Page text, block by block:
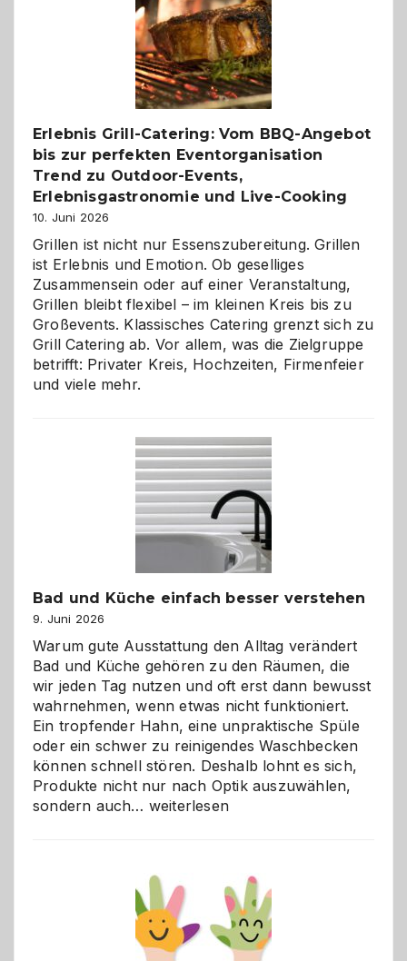
Gelegenheit,
neue
Reiseziele
zu
entdecken
Erlebnis Grill-Catering: Vom BBQ-Angebot
bis zur perfekten Eventorganisation
Trend zu Outdoor-Events,
Erlebnisgastronomie und Live-Cooking
10. Juni 2026
Grillen ist nicht nur Essenszubereitung. Grillen
ist Erlebnis und Emotion. Ob geselliges
Zusammensein oder auf einer Veranstaltung,
Grillen bleibt flexibel – im kleinen Kreis bis zu
Großevents. Klassisches Catering grenzt sich zu
Grill Catering ab. Vor allem, was die Zielgruppe
betrifft: Privater Kreis, Hochzeiten, Firmenfeier
und viele mehr.
Bad und Küche einfach besser verstehen
9. Juni 2026
Warum gute Ausstattung den Alltag verändert
Bad und Küche gehören zu den Räumen, die
wir jeden Tag nutzen und oft erst dann bewusst
wahrnehmen, wenn etwas nicht funktioniert.
Ein tropfender Hahn, eine unpraktische Spüle
oder ein schwer zu reinigendes Waschbecken
können schnell stören. Deshalb lohnt es sich,
Produkte nicht nur nach Optik auszuwählen,
sondern auch… Bad
besser
verstehen
weiterlesen